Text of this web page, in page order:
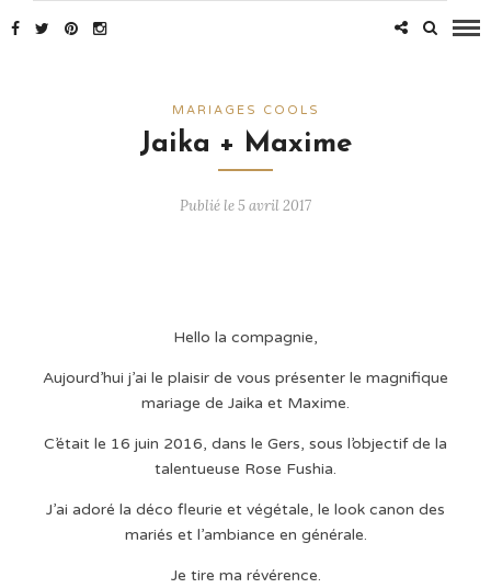
MARIAGES COOLS
Jaika + Maxime
Publié le 5 avril 2017
Hello la compagnie,
Aujourd’hui j’ai le plaisir de vous présenter le magnifique
mariage de Jaika et Maxime.
C’était le 16 juin 2016, dans le Gers, sous l’objectif de la
talentueuse Rose Fushia.
J’ai adoré la déco fleurie et végétale, le look canon des
mariés et l’ambiance en générale.
Je tire ma révérence.